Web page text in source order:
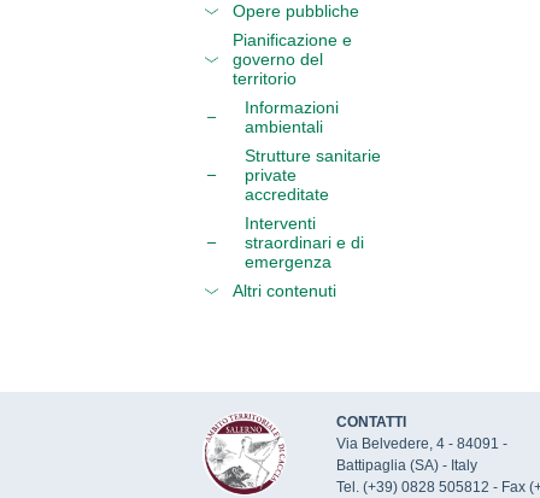
Opere pubbliche
Pianificazione e
governo del
territorio
Informazioni
ambientali
Strutture sanitarie
private
accreditate
Interventi
straordinari e di
emergenza
Altri contenuti
CONTATTI
Via Belvedere, 4 - 84091 -
Battipaglia (SA) - Italy
Tel. (+39) 0828 505812 - Fax